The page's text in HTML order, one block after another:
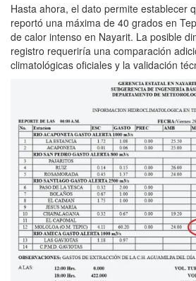
Hasta ahora, el dato permite establecer
reportó una máxima de 40 grados en
de calor intenso en Nayarit. La posible
registro requeriría una comparación
climatológicas oficiales y la validación